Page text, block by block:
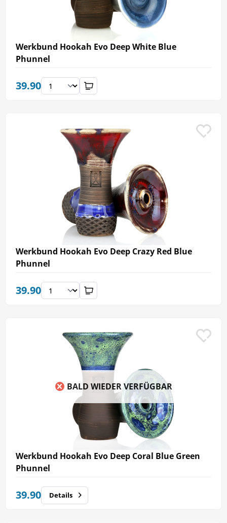
Werkbund Hookah Evo Deep White Blue
Phunnel
39.90
Werkbund Hookah Evo Deep Crazy Red Blue
Phunnel
39.90
BALD WIEDER VERFÜGBAR
Werkbund Hookah Evo Deep Coral Blue Green
Phunnel
39.90 Details